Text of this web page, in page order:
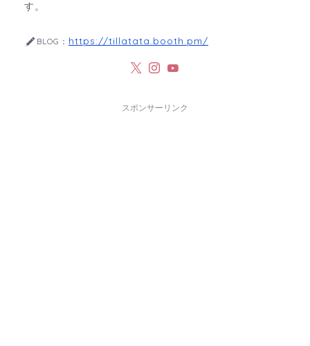
す。
BLOG： https://tillatata.booth.pm/
スポンサーリンク